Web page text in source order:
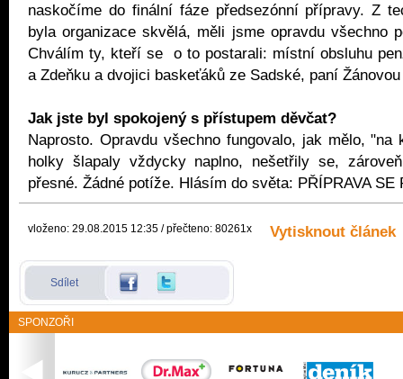
naskočíme do finální fáze předsezónní přípravy. Z
byla organizace skvělá, měli jsme opravdu všechno
Chválím ty, kteří se o to postarali: místní obsluhu
a Zdeňku a dvojici baskeťáků ze Sadské, paní
Jak jste byl spokojený s přístupem děvčat?
Naprosto. Opravdu všechno fungovalo, jak mělo,
holky šlapaly vždycky naplno, nešetřily se,
přesné. Žádné potíže. Hlásím do světa: PŘÍPRAVA SE
vloženo: 29.08.2015 12:35 / přečteno: 80261x Vytisknout článek
Sdílet
SPONZOŘI